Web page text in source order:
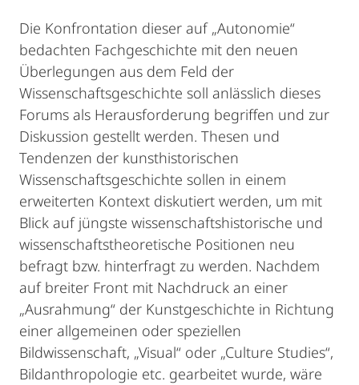
Die Konfrontation dieser auf „Autonomie“
bedachten Fachgeschichte mit den neuen
Überlegungen aus dem Feld der
Wissenschaftsgeschichte soll anlässlich dieses
Forums als Herausforderung begriffen und zur
Diskussion gestellt werden. Thesen und
Tendenzen der kunsthistorischen
Wissenschaftsgeschichte sollen in einem
erweiterten Kontext diskutiert werden, um mit
Blick auf jüngste wissenschaftshistorische und
wissenschaftstheoretische Positionen neu
befragt bzw. hinterfragt zu werden. Nachdem
auf breiter Front mit Nachdruck an einer
„Ausrahmung“ der Kunstgeschichte in Richtung
einer allgemeinen oder speziellen
Bildwissenschaft, „Visual“ oder „Culture Studies“,
Bildanthropologie etc. gearbeitet wurde, wäre